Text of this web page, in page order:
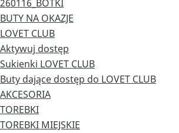
260116_BOTKI
BUTY NA OKAZJE
LOVET CLUB
Aktywuj dostęp
Sukienki LOVET CLUB
Buty dające dostęp do LOVET CLUB
AKCESORIA
TOREBKI
TOREBKI MIEJSKIE